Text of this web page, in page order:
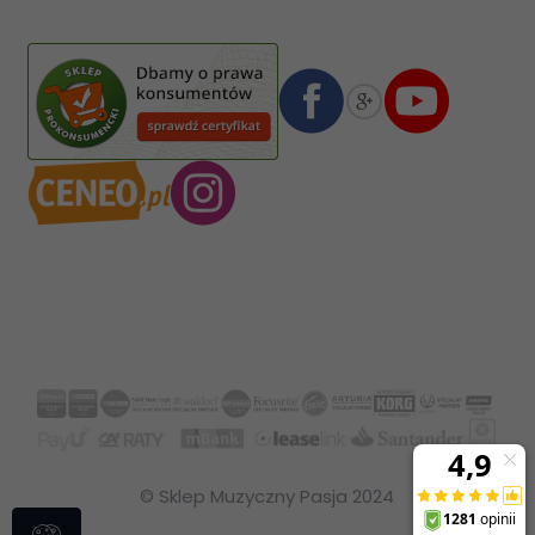
08 1140 2004 0000 3102 4903 0792
© Sklep Muzyczny Pasja 2024